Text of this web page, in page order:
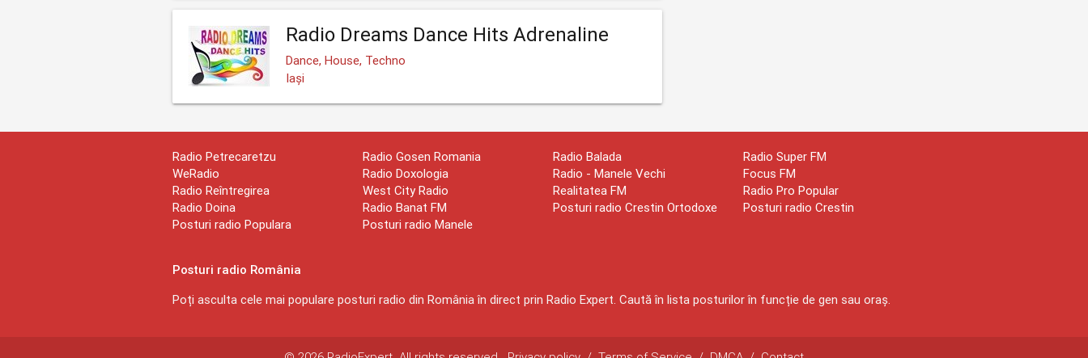
Radio Dreams Dance Hits Adrenaline
Dance, House, Techno
Iași
Radio Petrecaretzu
WeRadio
Radio Reîntregirea
Radio Doina
Posturi radio Populara
Radio Gosen Romania
Radio Doxologia
West City Radio
Radio Banat FM
Posturi radio Manele
Radio Balada
Radio - Manele Vechi
Realitatea FM
Posturi radio Crestin Ortodoxe
Radio Super FM
Focus FM
Radio Pro Popular
Posturi radio Crestin
Posturi radio România
Poți asculta cele mai populare posturi radio din România în direct prin Radio Expert. Caută în lista posturilor în funcție de gen sau oraș.